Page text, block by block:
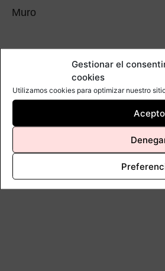
Gestionar el
cookies
Utilizamos cookies para optimizar nuestro
Acepto
Muro